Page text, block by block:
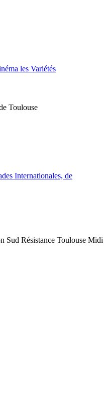
les Variétés
Toulouse
Internationales, de